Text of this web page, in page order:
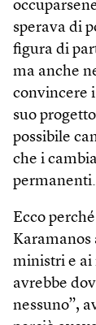
sperava di
figura di
ma anche
convincere
suo
possibile
che i
permanenti.
Ecco
Karamanos
ministri e ai
avrebbe
nessuno”,